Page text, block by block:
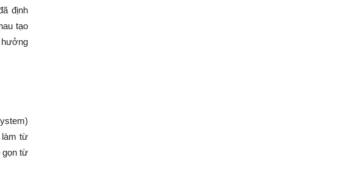
định
tạo
hưởng
làm từ
gọn từ